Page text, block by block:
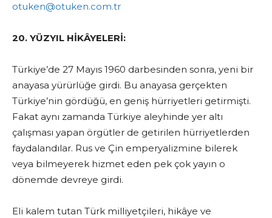
otuken@otuken.com.tr
20. YÜZYIL HİKÂYELERİ:
Türkiye’de 27 Mayıs 1960 darbesinden sonra, yeni bir
anayasa yürürlüğe girdi. Bu anayasa gerçekten
Türkiye’nin gördüğü, en geniş hürriyetleri getirmişti.
Fakat aynı zamanda Türkiye aleyhinde yer altı
çalışması yapan örgütler de getirilen hürriyetlerden
faydalandılar. Rus ve Çin emperyalizmine bilerek
veya bilmeyerek hizmet eden pek çok yayın o
dönemde devreye girdi.
Eli kalem tutan Türk milliyetçileri, hikâye ve